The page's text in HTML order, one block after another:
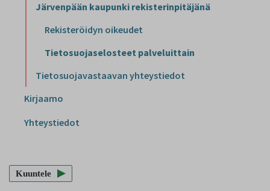
Järvenpään kaupunki rekisterinpitäjänä
Rekisteröidyn oikeudet
Tietosuojaselosteet palveluittain
Tietosuojavastaavan yhteystiedot
Kirjaamo
Yhteystiedot
Kuuntele